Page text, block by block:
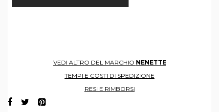
VEDI ALTRO DEL MARCHIO NENETTE
TEMPI E COSTI DI SPEDIZIONE
RESI E RIMBORSI